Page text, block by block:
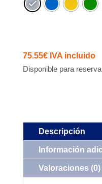
75.55€ IVA incluido
Disponible para reserva
Descripción
Información
Valoraciones (0)